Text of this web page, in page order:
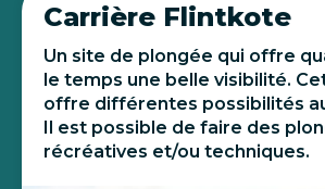
Carrière Flintkote
Un site de plongée qui offre
le temps une belle visibilité.
offre différentes possibilités
Il est possible de faire des
récréatives et/ou techniques.